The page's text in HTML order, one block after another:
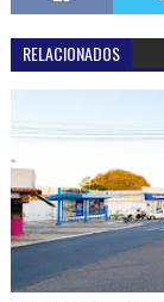
RELACIONADOS